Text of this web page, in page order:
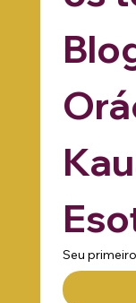
os
Seu primeiro